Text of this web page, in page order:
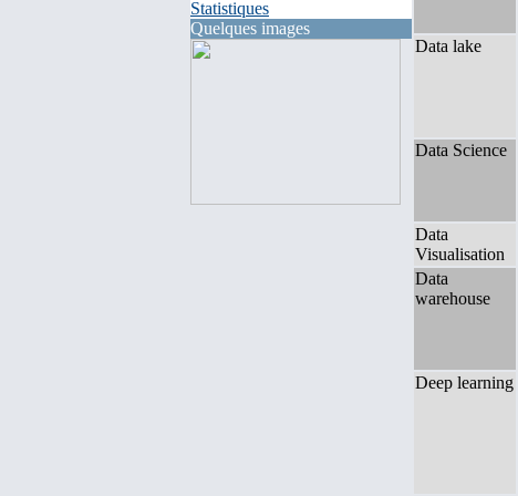
Statistiques
Quelques images
Data lake
Data Science
Data
Visualisation
Data
warehouse
Deep learning